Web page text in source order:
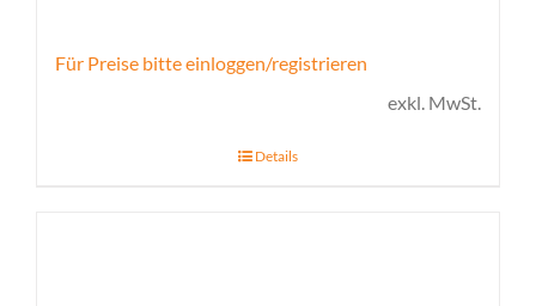
Für Preise bitte einloggen/registrieren
exkl. MwSt.
Details